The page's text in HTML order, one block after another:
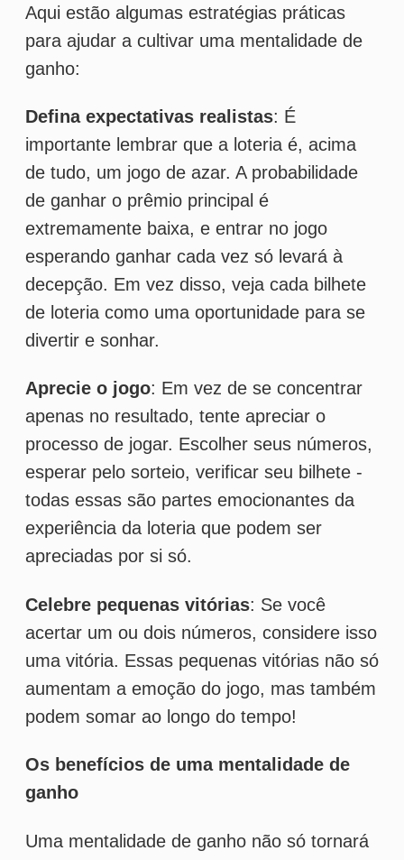
esperando ganhar cada vez só levará à
decepção. Em vez disso, veja cada bilhete
de loteria como uma oportunidade para se
Aprecie o jogo
apenas no resultado, tente apreciar o
processo de jogar. Escolher seus números,
esperar pelo sorteio, verificar seu bilhete -
todas essas são partes emocionantes da
experiência da loteria que podem ser
apreciadas por si só.
Celebre pequenas vitórias: Se você
acertar um ou dois números, considere isso
aumentam a emoção do jogo, mas também
podem somar ao longo do tempo!
Os benefícios de uma mentalidade de
ganho
Uma mentalidade de ganho não só tornará
a experiência da loteria mais divertida, mas
seu bem-estar geral. Pesquisas mostram
que uma atitude positiva pode melhorar
nossa saúde mental e física, reduzindo o
estresse e aumentando a felicidade.
Além disso, ao adotar uma mentalidade de
satisfação em cada bilhete de loteria,
independentemente do resultado. E isso,